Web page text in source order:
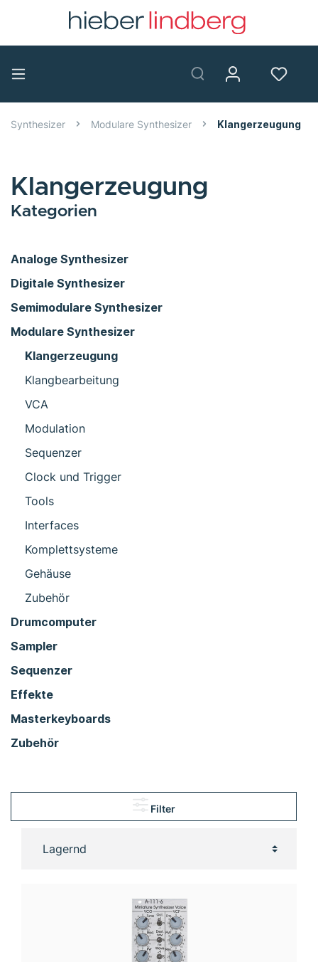
Synthesizer Modulare Synthesizer Klangerzeugung
Klangerzeugung
Kategorien
Analoge Synthesizer
Digitale Synthesizer
Semimodulare Synthesizer
Modulare Synthesizer
Klangerzeugung
Klangbearbeitung
VCA
Modulation
Sequenzer
Clock und Trigger
Tools
Interfaces
Komplettsysteme
Gehäuse
Zubehör
Drumcomputer
Sampler
Sequenzer
Effekte
Masterkeyboards
Zubehör
Filter